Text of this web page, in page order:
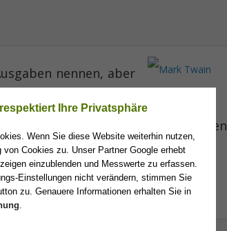
nennen, aber
Friedhofsmauer. Die,
und die, die draußen sind, wollen
Ihre Privatsphäre
Wenn Sie diese Website weiterhin nutzen,
von Cookies zu. Unser Partner Google erhebt
einzublenden und Messwerte zu erfassen.
Einstellungen nicht verändern, stimmen Sie
zu. Genauere Informationen erhalten Sie in
.